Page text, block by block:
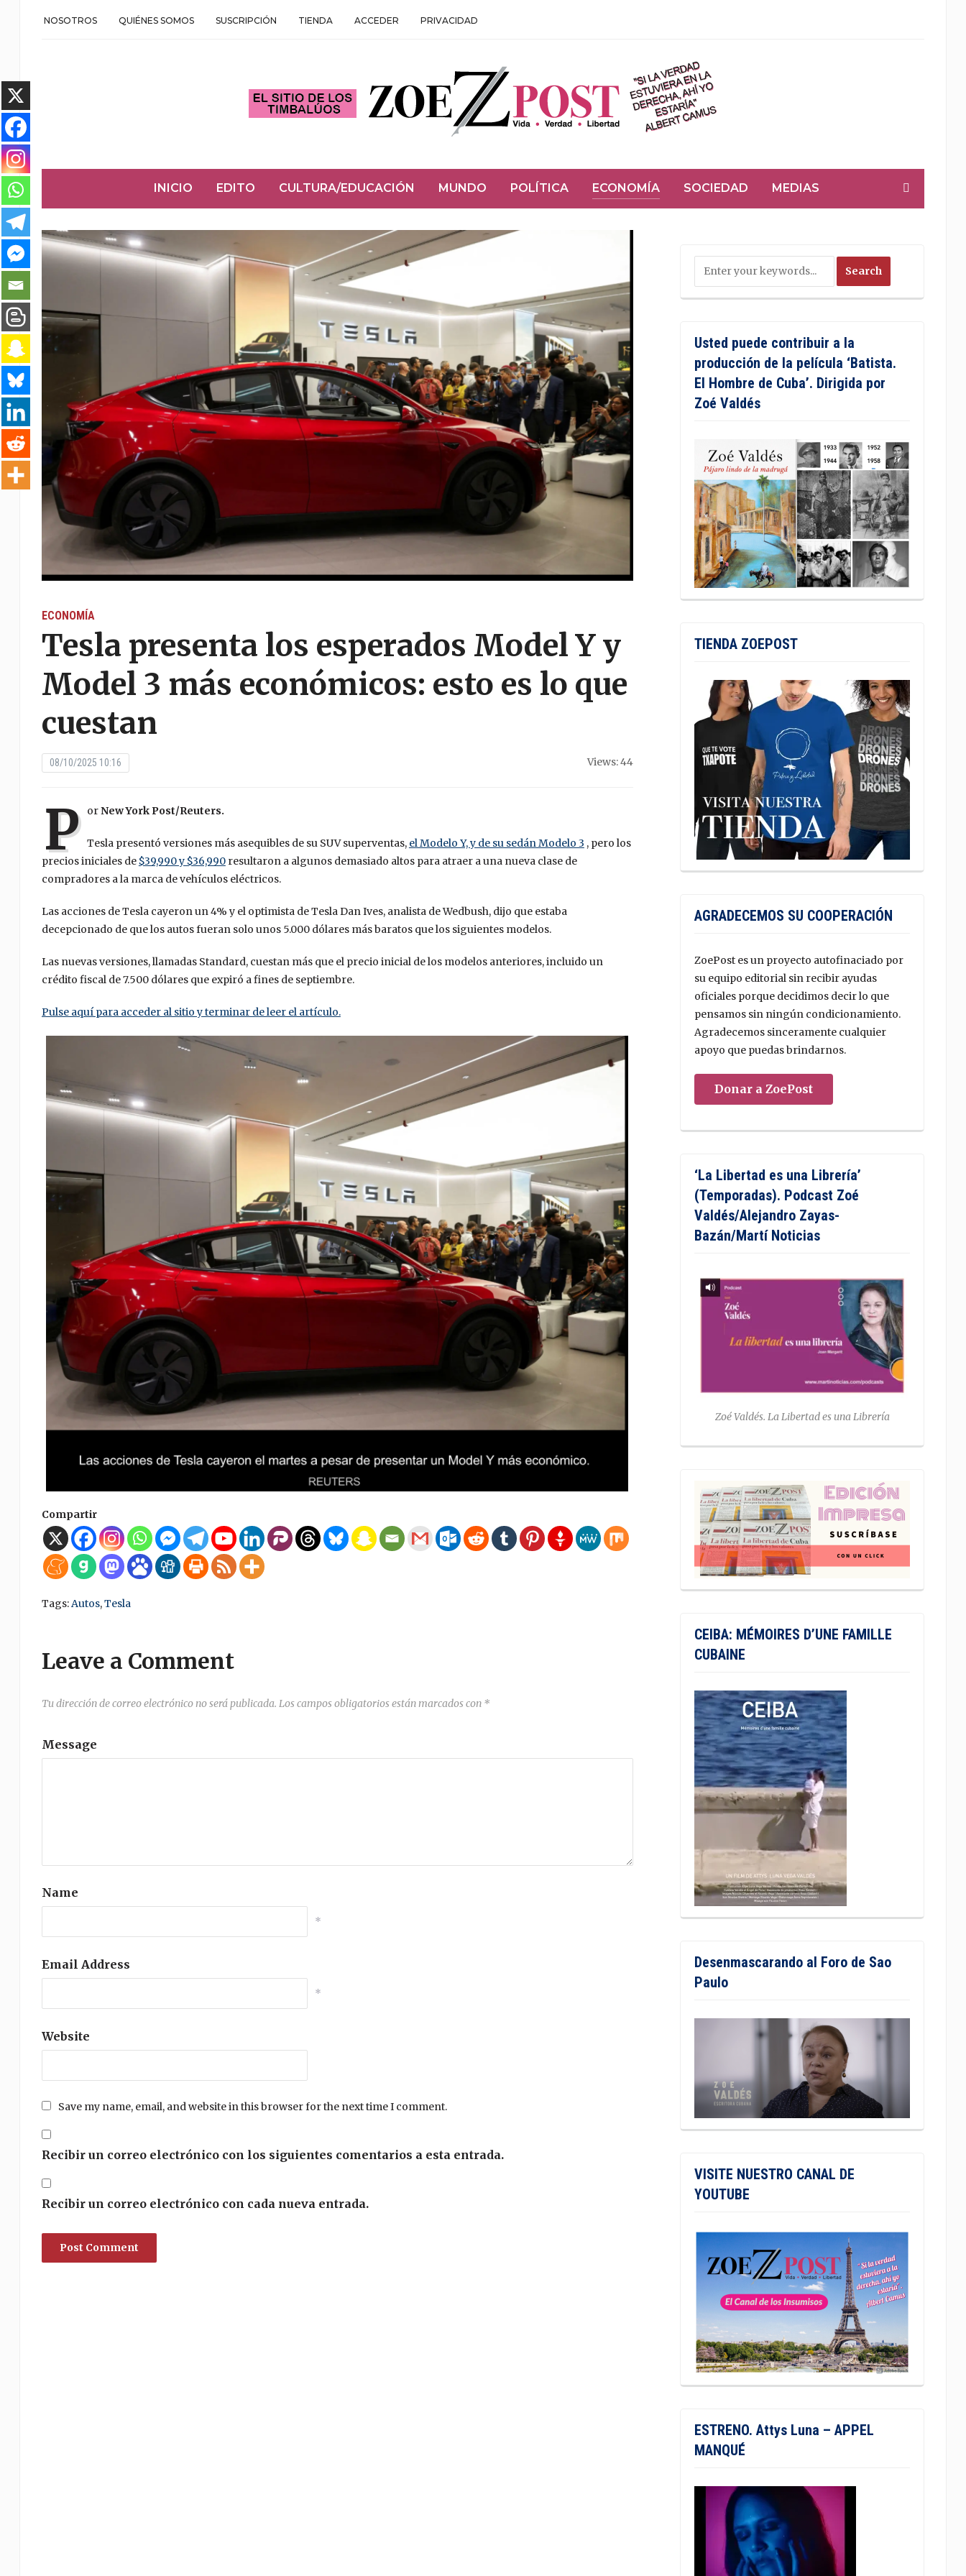
NOSOTROS QUIÉNES SOMOS SUSCRIPCIÓN TIENDA ACCEDER PRIVACIDAD
INICIO EDITO CULTURA/EDUCACIÓN MUNDO POLÍTICA ECONOMÍA SOCIEDAD MEDIAS
ECONOMÍA
Tesla presenta los esperados Model Y y
Model 3 más económicos: esto es lo que
cuestan
08/10/2025 10:16 Views: 44
P orNew York Post/Reuters.
Tesla presentó versiones más asequibles de su SUV superventas, el Modelo Y, y de su sedán Modelo 3 , pero los
precios iniciales de $39,990 y $36,990resultaron a algunos demasiado altos para atraer a una nueva clase de
compradores a la marca de vehículos eléctricos.
Las acciones de Tesla cayeron un 4% y el optimista de Tesla Dan Ives, analista de Wedbush, dijo que estaba
decepcionado de que los autos fueran solo unos 5.000 dólares más baratos que los siguientes modelos.
Las nuevas versiones, llamadas Standard, cuestan más que el precio inicial de los modelos anteriores, incluido un
crédito fiscal de 7.500 dólares que expiró a fines de septiembre.
Pulse aquí para acceder al sitio y terminar de leer el artículo.
Compartir
Tags:Autos,Tesla
Leave a Comment
Tu dirección de correo electrónico no será publicada. Los campos obligatorios están marcados con *
Message
Name
*
Email Address
*
Website
Save my name, email, and website in this browser for the next time I comment.
Recibir un correo electrónico con los siguientes comentarios a esta entrada.
Recibir un correo electrónico con cada nueva entrada.
Usted puede contribuir a la
producción de la película ‘Batista.
El Hombre de Cuba’. Dirigida por
Zoé Valdés
TIENDA ZOEPOST
AGRADECEMOS SU COOPERACIÓN
ZoePost es un proyecto autofinaciado por
su equipo editorial sin recibir ayudas
oficiales porque decidimos decir lo que
pensamos sin ningún condicionamiento.
Agradecemos sinceramente cualquier
apoyo que puedas brindarnos.
Donar a ZoePost
‘La Libertad es una Librería’
(Temporadas). Podcast Zoé
Valdés/Alejandro Zayas-
Bazán/Martí Noticias
Zoé Valdés. La Libertad es una Librería
CEIBA: MÉMOIRES D’UNE FAMILLE
CUBAINE
Desenmascarando al Foro de Sao
Paulo
VISITE NUESTRO CANAL DE
YOUTUBE
ESTRENO. Attys Luna – APPEL
MANQUÉ